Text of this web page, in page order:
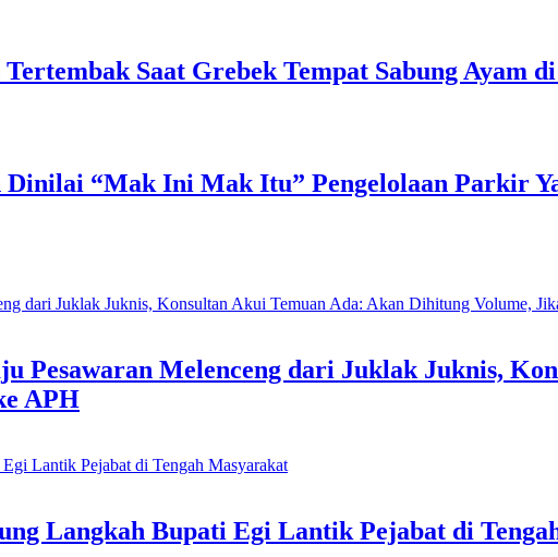
Saat Grebek Tempat Sabung Ayam
“Mak Ini Mak Itu” Pengelolaan Parkir
Pesawaran Melenceng dari Juklak Juknis,
APH
Langkah Bupati Egi Lantik Pejabat di